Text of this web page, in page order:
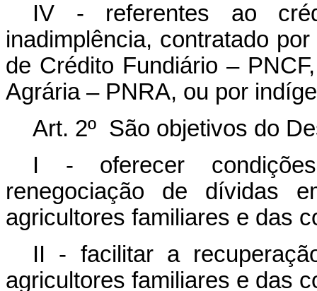
IV - referentes ao
inadimplência, contratado
de Crédito Fundiário –
Agrária – PNRA, ou por
Art. 2º São objetivos do
I - oferecer
renegociação de dívidas
agricultores familiares e das
II - facilitar a
agricultores familiares e das